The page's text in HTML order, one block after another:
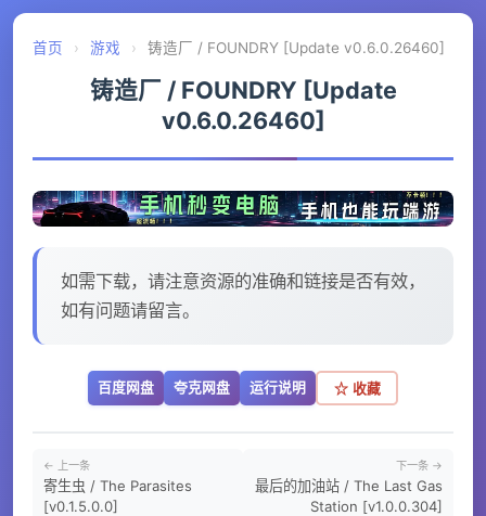
首页 › 游戏 › 铸造厂 / FOUNDRY [Update v0.6.0.26460]
铸造厂 / FOUNDRY [Update
v0.6.0.26460]
如需下载，请注意资源的准确和链接是否有效，
如有问题请留言。
百度网盘 夸克网盘 运行说明 ☆ 收藏
← 上一条
寄生虫 / The Parasites
[v0.1.5.0.0]
下一条 →
最后的加油站 / The Last Gas
Station [v1.0.0.304]